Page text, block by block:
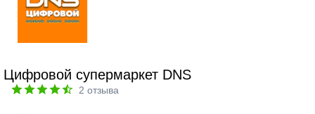
Цифровой супермаркет DNS
2 отзыва